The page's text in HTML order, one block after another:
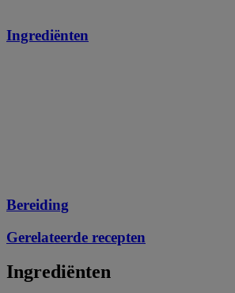
Ingrediënten
Bereiding
Gerelateerde recepten
Ingrediënten